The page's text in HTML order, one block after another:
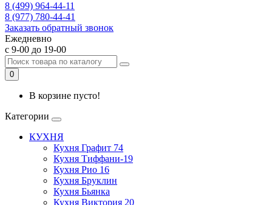
8 (499) 964-44-11
8 (977) 780-44-41
Заказать обратный звонок
Ежедневно
с 9-00 до 19-00
0
В корзине пусто!
Категории
КУХНЯ
Кухня Графит 74
Кухня Тиффани-19
Кухня Рио 16
Кухня Бруклин
Кухня Бьянка
Кухня Виктория 20